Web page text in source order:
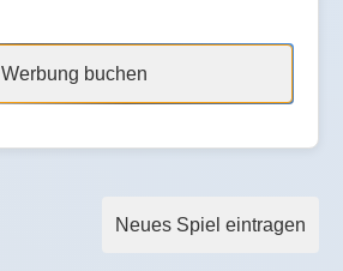
Werbung buchen
Neues Spiel eintragen